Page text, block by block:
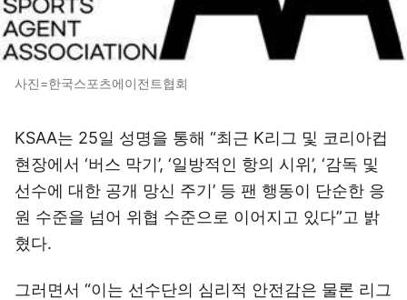
사진=한국스포츠에이전트협회
KSAA는 25일 성명을 통해 “최근 K리그 및 코리아컵
현장에서 ‘버스 막기’, ‘일방적인 항의 시위’, ‘감독 및
선수에 대한 공개 망신 주기’ 등 팬 행동이 단순한 응
원 수준을 넘어 위협 수준으로 이어지고 있다”고 밝
혔다.
그러면서 “이는 선수단의 심리적 안전감은 물론 리그